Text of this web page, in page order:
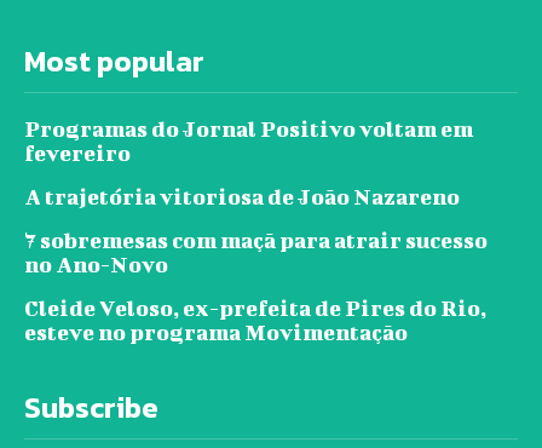
Most popular
Programas do Jornal Positivo voltam em
fevereiro
A trajetória vitoriosa de João Nazareno
7 sobremesas com maçã para atrair sucesso
no Ano-Novo
Cleide Veloso, ex-prefeita de Pires do Rio,
esteve no programa Movimentação
Subscribe